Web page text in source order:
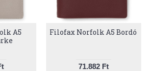
A5
Filofax Norfolk A5 Bordó
71.882 Ft